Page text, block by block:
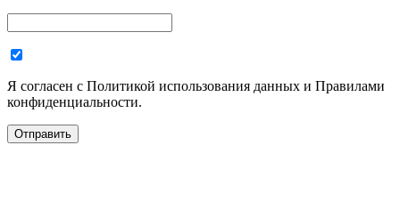
Я согласен с Политикой использования данных и Правилами
конфиденциальности.